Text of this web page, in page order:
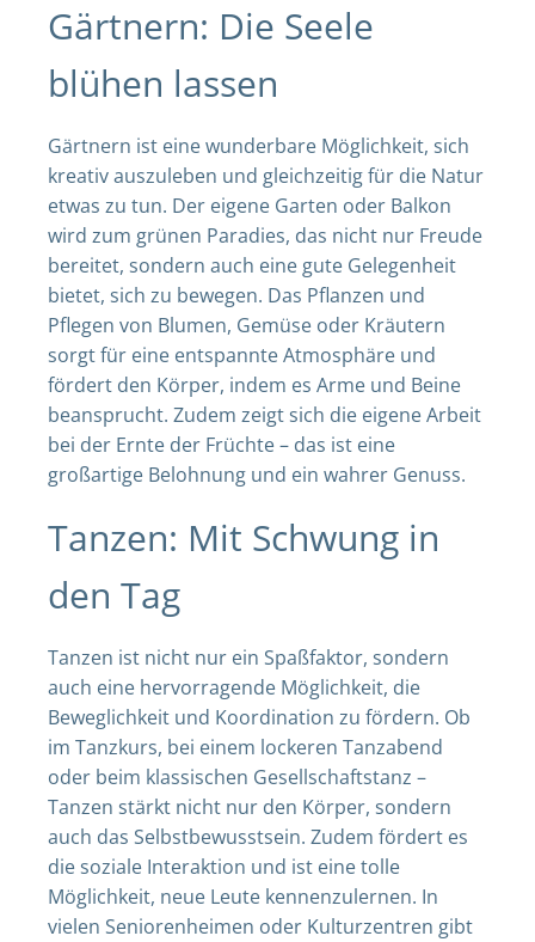
Gärtnern: Die Seele
blühen lassen
Gärtnern ist eine wunderbare Möglichkeit, sich
kreativ auszuleben und gleichzeitig für die Natur
etwas zu tun. Der eigene Garten oder Balkon
wird zum grünen Paradies, das nicht nur Freude
bereitet, sondern auch eine gute Gelegenheit
bietet, sich zu bewegen. Das Pflanzen und
Pflegen von Blumen, Gemüse oder Kräutern
sorgt für eine entspannte Atmosphäre und
fördert den Körper, indem es Arme und Beine
beansprucht. Zudem zeigt sich die eigene Arbeit
bei der Ernte der Früchte – das ist eine
großartige Belohnung und ein wahrer Genuss.
Tanzen: Mit Schwung in
den Tag
Tanzen ist nicht nur ein Spaßfaktor, sondern
auch eine hervorragende Möglichkeit, die
Beweglichkeit und Koordination zu fördern. Ob
im Tanzkurs, bei einem lockeren Tanzabend
oder beim klassischen Gesellschaftstanz –
Tanzen stärkt nicht nur den Körper, sondern
auch das Selbstbewusstsein. Zudem fördert es
die soziale Interaktion und ist eine tolle
Möglichkeit, neue Leute kennenzulernen. In
vielen Seniorenheimen oder Kulturzentren gibt